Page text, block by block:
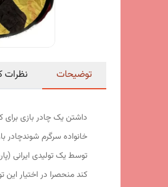
توضیحات نظرات
داشتن یک چادر بازی برای
خانواده سرگرم
کند منحصرا در اختیار